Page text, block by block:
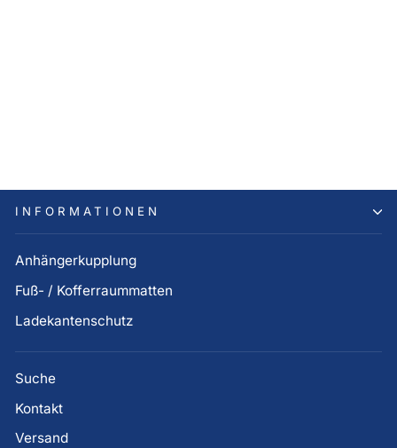
INFORMATIONEN
Anhängerkupplung
Fuß- / Kofferraummatten
Ladekantenschutz
Suche
Kontakt
Versand